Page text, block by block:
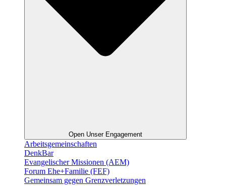
Open Unser Engagement
Arbeitsgemeinschaften
DenkBar
Evangelischer Missionen (AEM)
Forum Ehe+Familie (FEF)
Gemeinsam gegen Grenzverletzungen